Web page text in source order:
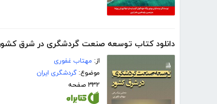
دانلود کتاب توسعه صنعت گردشگری در شرق
از: مهتاب غفوری
موضوع: گردشگری ایران
۳۳۲ صفحه